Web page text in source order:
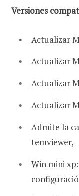
Versiones
Actualizar
Actualizar
Actualizar
Actualizar
Admite la
temviewer,
Win mini